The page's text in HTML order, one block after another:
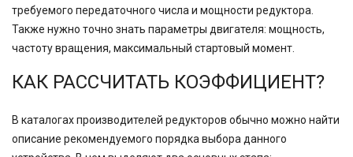
требуемого передаточного числа и мощности редуктора.
Также нужно точно знать параметры двигателя: мощность,
частоту вращения, максимальный стартовый момент.
КАК РАССЧИТАТЬ КОЭФФИЦИЕНТ?
В каталогах производителей редукторов обычно можно найти
описание рекомендуемого порядка выбора данного